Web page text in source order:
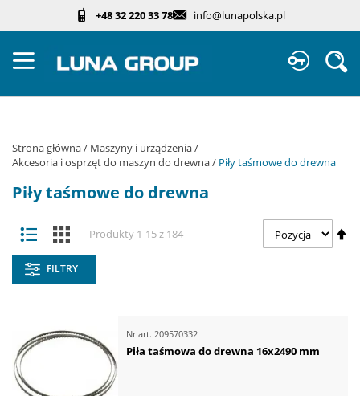
+48 32 220 33 78 info@lunapolska.pl
Strona główna
Maszyny i urządzenia
Akcesoria i osprzęt do maszyn do drewna
Piły taśmowe do drewna
Piły taśmowe do drewna
Zobacz
jako
Lista KafelkiProdukty 1-15z 184
FILTRY
Nr art. 209570332
Piła taśmowa do drewna 16x2490 mm